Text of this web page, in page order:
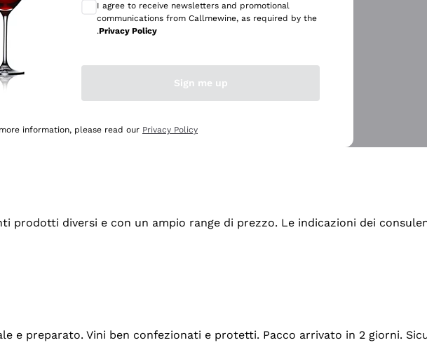
professionalità
diversi e con un ampio range di prezzo. Le indicazioni dei
e preparato. Vini ben confezionati e protetti. Pacco arrivato in 2 giorni.
I agree to receive newsletters and promotional
communications from Callmewine, as required by the
.Privacy Policy
Sign me up
information, please read our Privacy Policy